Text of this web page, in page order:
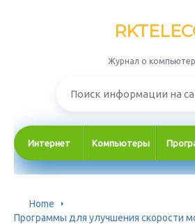
Журнал о
Интернет Компьютеры
Home
Программы для улучшения скорости